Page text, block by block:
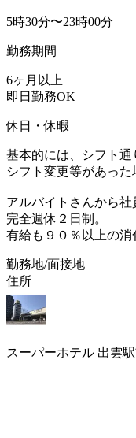
5時30分〜23時00分
勤務期間
6ヶ月以上
即日勤務OK
休日・休暇
基本的には、シフト通
シフト変更等があった
アルバイトさんから
完全週休２日制。
有給も９０％以上の消
勤務地/面接地
住所
スーパーホテル 出雲